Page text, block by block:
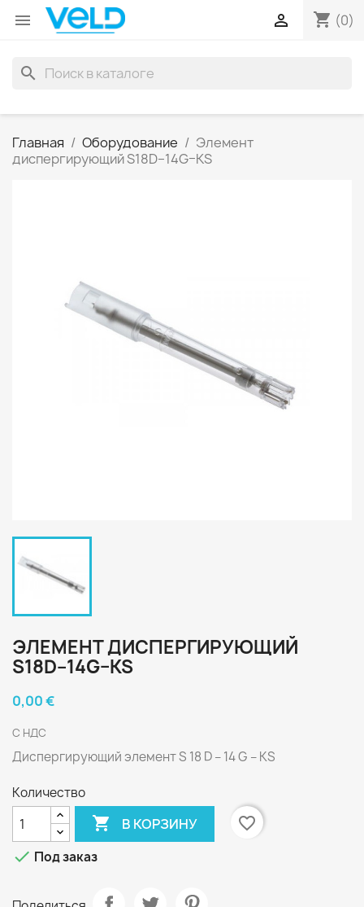
 shopping_cart (0)

search
Главная Оборудование
Элемент
диспергирующий S18D–14G–KS
ЭЛЕМЕНТ ДИСПЕРГИРУЮЩИЙ
S18D–14G–KS
0,00 €
С НДС
Диспергирующий элемент S 18 D – 14 G – KS
Количество
 В КОРЗИНУ
favorite_border
 Под заказ